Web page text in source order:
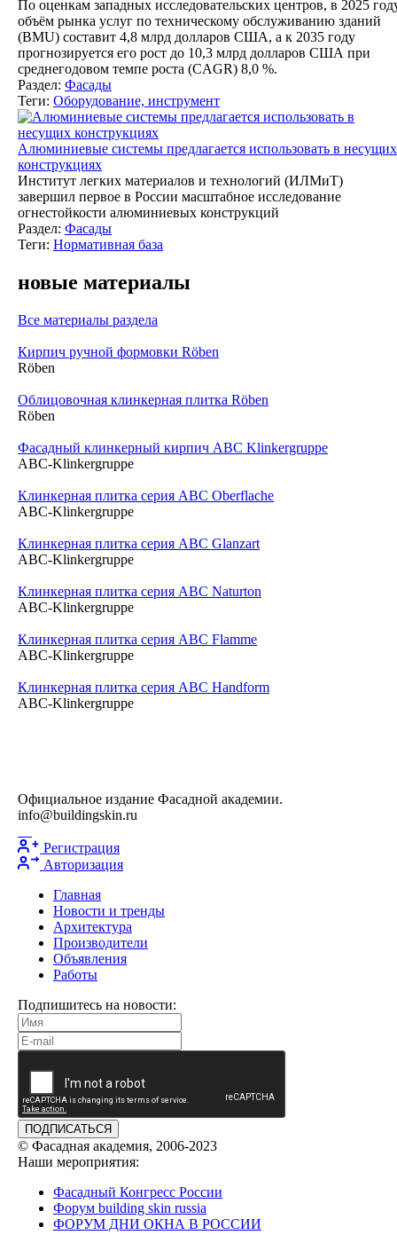
По оценкам западных исследовательских центров, в 2025
объём рынка услуг по техническому обслуживанию зданий
(BMU) составит 4,8 млрд долларов США, а к 2035 году
прогнозируется его рост до 10,3 млрд долларов США при
среднегодовом темпе роста (CAGR) 8,0 %.
Раздел: Фасады
Теги: Оборудование, инструмент
Алюминиевые системы предлагается использовать в несущих
конструкциях
Институт легких материалов и технологий (ИЛМиТ)
завершил первое в России масштабное исследование
огнестойкости алюминиевых конструкций
Раздел: Фасады
Теги: Нормативная база
новые материалы
Все материалы раздела
Кирпич ручной формовки Röben
Röben
Облицовочная клинкерная плитка Röben
Röben
Фасадный клинкерный кирпич ABC Klinkergruppe
ABC-Klinkergruppe
Клинкерная плитка серия ABC Oberflache
ABC-Klinkergruppe
Клинкерная плитка серия ABC Glanzart
ABC-Klinkergruppe
Клинкерная плитка серия ABC Naturton
ABC-Klinkergruppe
Клинкерная плитка серия ABC Flamme
ABC-Klinkergruppe
Клинкерная плитка серия ABC Handform
ABC-Klinkergruppe
Официальное издание Фасадной академии.
info@buildingskin.ru
Регистрация
Авторизация
Главная
Новости и тренды
Архитектура
Производители
Объявления
Работы
Подпишитесь на новости:
ПОДПИСАТЬСЯ
© Фасадная академия, 2006-2023
Наши мероприятия:
Фасадный Конгресс России
Форум building skin russia
ФОРУМ ДНИ ОКНА В РОССИИ